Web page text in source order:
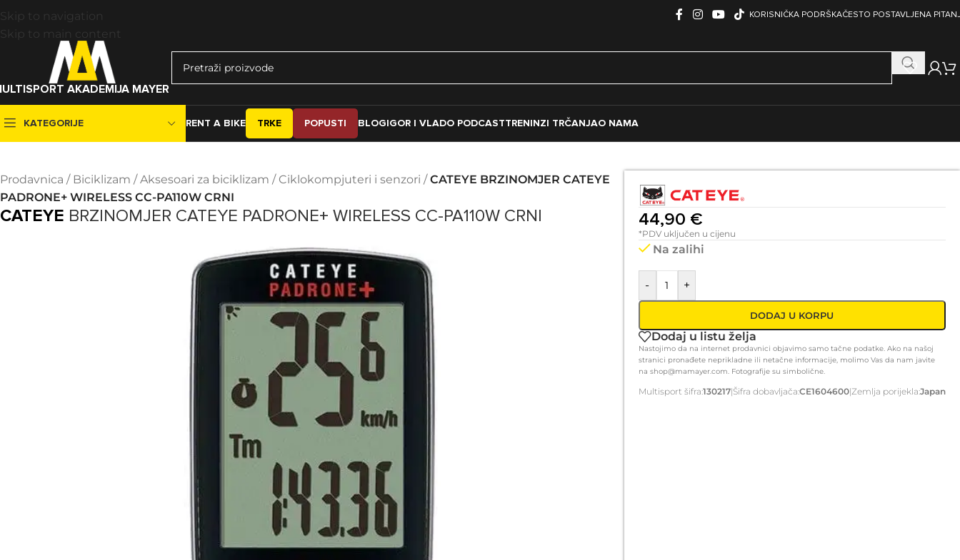
Skip to navigation
Skip to main content
KORISNIČKA PODRŠKAČESTO POSTAVLJENA
AKADEMIJA MAYER
KATEGORIJE
BICIKLI
City
MTB
DJELOVI ZA BICIKL
Kočnice
Mjenjači
Pedale
Pogoni i osovine
Ručice mjenjača
Ručke i trake volana
Sajle i bužiri
Točkovi
Volani
Šticne
Nosači volana (lule)
ODJEĆA I OBUĆA ZA BICIKLIZAM
Jakne
Alati i održavanje
Nosači bidona
Bike lock
Nosači bicikla
Pak tregeri i korpe
Pumpe
Svijetla
Torbe
Zvonce
RENT A BIKE TRKE POPUSTI BLOGIGOR I VLADO PODCASTTRENINZI TRČANJAO NAMA
Prodavnica / Biciklizam /Aksesoari za biciklizam / Ciklokompjuteri i senzori /CATEYE BRZINOMJER CATEYE
PADRONE+ WIRELESS CC-PA110W CRNI
CATEYE BRZINOMJER CATEYE PADRONE+ WIRELESS CC-PA110W CRNI 44,90 €
*PDV uključen u cijenu
Na zalihi
- +
DODAJ U KORPU
Dodaj u listu želja
Nastojimo da na internet prodavnici objavimo samo tačne podatke. Ako na našoj
stranici pronađete neprikladne ili netačne informacije, molimo Vas da nam javite
na shop@mamayer.com. Fotografije su simbolične.
Multisport šifra:130217|Šifra dobavljača:CE1604600|Zemlja porijekla:Japan